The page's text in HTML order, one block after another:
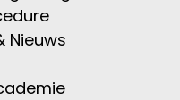
Nieuws